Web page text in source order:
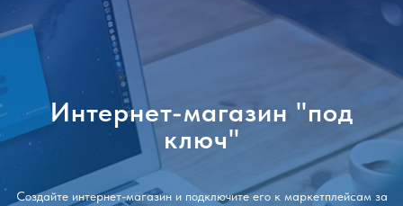
Интернет-магазин "под
ключ"
Создайте интернет-магазин и подключите его к маркетплейсам за